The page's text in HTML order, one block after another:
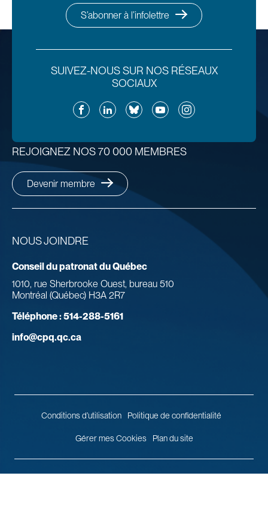
S’abonner à l’infolettre
SUIVEZ-NOUS SUR NOS RÉSEAUX
SOCIAUX
FacebookLinkedInBlueskyYouTubeInstagram
NOUS JOINDRE
Conseil du patronat du Québec
1010, rue Sherbrooke Ouest, bureau 510
Montréal (Québec) H3A 2R7
Téléphone :514-288-5161
info@cpq.qc.ca
REJOIGNEZ NOS 70 000 MEMBRES
Devenir membre
Conditions d’utilisation Politique de confidentialité
Gérer mes Cookies Plan du site